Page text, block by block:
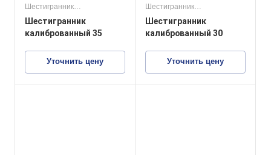
Шестигранник
калиброванный
конструкционные стали
Шестигранник
калиброванный 35
Уточнить цену
Шестигранник
калиброванный
конструкционные стали
Шестигранник
калиброванный 30
Уточнить цену